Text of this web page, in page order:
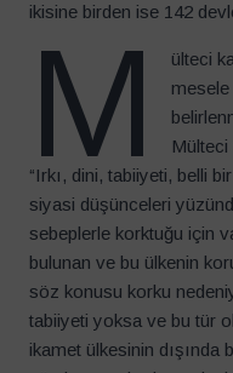
ikisine birden ise 142
M
ülteci
“Irkı, dini, tabiiyeti, belli
siyasi düşünceleri
sebeplerle korktuğu için
bulunan ve bu ülkenin
söz konusu korku
tabiiyeti yoksa ve bu tür
ikamet ülkesinin